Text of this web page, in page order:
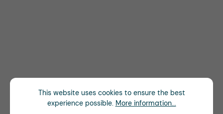
This website uses cookies to ensure the best
experience possible. More information...